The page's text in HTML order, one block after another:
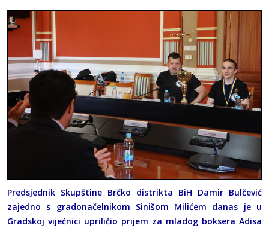
Predsjednik Skupštine Brčko distrikta BiH Damir Bulčević
zajedno s gradonačelnikom Sinišom Milićem danas je u
Gradskoj vijećnici upriličio prijem za mladog boksera Adisa